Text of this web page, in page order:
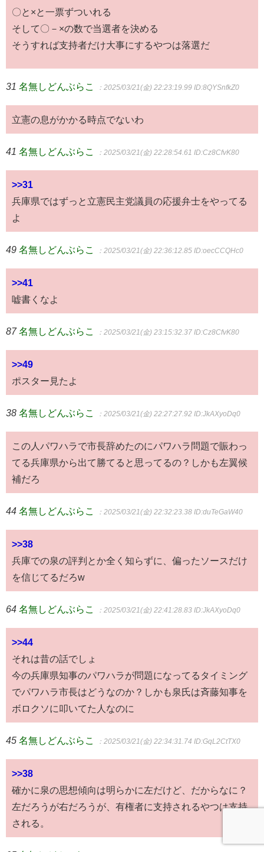
〇と×と一票ずついれる
そして〇－×の数で当選者を決める
そうすれば支持者だけ大事にするやつは落選だ
31 名無しどんぶらこ ：2025/03/21(金) 22:23:19.99 ID:8QYSnfkZ0
立憲の息がかかる時点でないわ
41 名無しどんぶらこ ：2025/03/21(金) 22:28:54.61 ID:Cz8CfvK80
>>31
兵庫県ではずっと立憲民主党議員の応援弁士をやってる
よ
49 名無しどんぶらこ ：2025/03/21(金) 22:36:12.85 ID:oecCCQHc0
>>41
嘘書くなよ
87 名無しどんぶらこ ：2025/03/21(金) 23:15:32.37 ID:Cz8CfvK80
>>49
ポスター見たよ
38 名無しどんぶらこ ：2025/03/21(金) 22:27:27.92 ID:JkAXyoDq0
この人パワハラで市長辞めたのにパワハラ問題で賑わっ
てる兵庫県から出て勝てると思ってるの？しかも左翼候
補だろ
44 名無しどんぶらこ ：2025/03/21(金) 22:32:23.38 ID:duTeGaW40
>>38
兵庫での泉の評判とか全く知らずに、偏ったソースだけ
を信じてるだろw
64 名無しどんぶらこ ：2025/03/21(金) 22:41:28.83 ID:JkAXyoDq0
>>44
それは昔の話でしょ
今の兵庫県知事のパワハラが問題になってるタイミング
でパワハラ市長はどうなのか？しかも泉氏は斉藤知事を
ボロクソに叩いてた人なのに
45 名無しどんぶらこ ：2025/03/21(金) 22:34:31.74 ID:GqL2CtTX0
>>38
確かに泉の思想傾向は明らかに左だけど、だからなに？
左だろうが右だろうが、有権者に支持されるやつは支持
される。